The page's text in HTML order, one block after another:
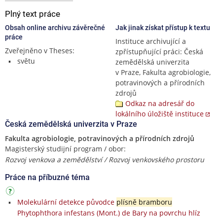
Plný text práce
Obsah online archivu závěrečné
práce
Zveřejněno v Theses:
světu
Jak jinak získat přístup k textu
Instituce archivující a
zpřístupňující práci: Česká
zemědělská univerzita
v Praze, Fakulta agrobiologie,
potravinových a přírodních
zdrojů
Odkaz na adresář do
lokálního úložiště instituce
Česká zemědělská univerzita v Praze
Fakulta agrobiologie, potravinových a přírodních zdrojů
Magisterský studijní program / obor:
Rozvoj venkova a zemědělství / Rozvoj venkovského prostoru
Práce na příbuzné téma
Molekulární detekce původce plísně bramboru
Phytophthora infestans (Mont.) de Bary na povrchu hlíz